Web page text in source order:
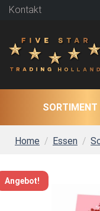
Kontakt
SORTIMENT
Home Essen
Angebot!